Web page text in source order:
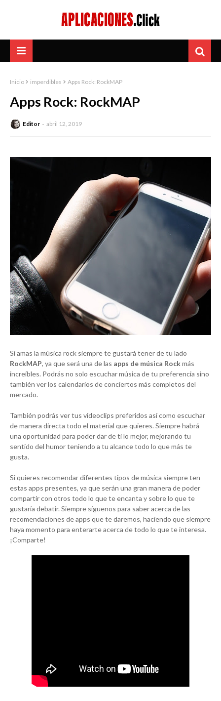
Inicio imperdibles Apps Rock: RockMAP
Apps Rock: RockMAP
Editor abril 12, 2019
Si amas la música rock siempre te gustará tener de tu lado
RockMAP, ya que será una de las apps de música Rockmás
increíbles. Podrás no solo escuchar música de tu preferencia sino
también ver los calendarios de conciertos más completos del
mercado.
También podrás ver tus videoclips preferidos así como escuchar
de manera directa todo el material que quieres. Siempre habrá
una oportunidad para poder dar de ti lo mejor, mejorando tu
sentido del humor teniendo a tu alcance todo lo que más te
gusta.
Si quieres recomendar diferentes tipos de música siempre ten
estas apps presentes, ya que serán una gran manera de poder
compartir con otros todo lo que te encanta y sobre lo que te
gustaría debatir. Siempre síguenos para saber acerca de las
recomendaciones de apps que te daremos, haciendo que siempre
haya momento para enterarte acerca de todo lo que te interesa.
¡Comparte!